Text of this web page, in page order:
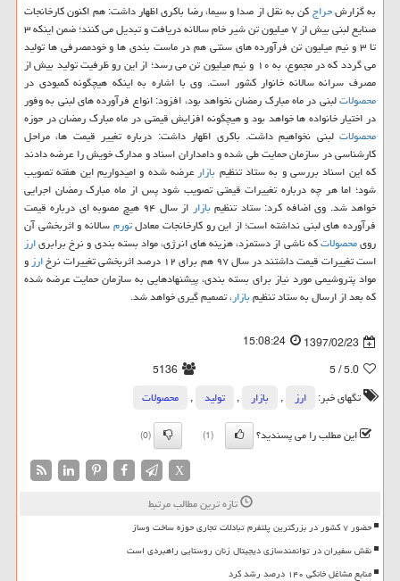
به گزارشحراجكن به نقل از صدا و سیما، رضا باكری اظهار داشت: هم اكنون كارخانجات
صنایع لبنی بیش از ۷ میلیون تن شیر خام سالانه دریافت و تبدیل می كنند؛ ضمن اینكه ۳
تا ۳ و نیم میلیون تن فرآورده های سنتی هم در ماست بندی ها و خودمصرفی ها تولید
می گردد كه در مجموع، به ۱۰ و نیم میلیون تن می رسد؛ از این رو ظرفیت تولید بیش از
مصرف سرانه سالانه خانوار كشور است. وی با اشاره به اینكه هیچگونه كمبودی در
محصولاتلبنی در ماه مبارك رمضان نخواهد بود، افزود: انواع فرآورده های لبنی به وفور
در اختیار خانواده ها خواهد بود و هیچگونه افزایش قیمتی در ماه مبارك رمضان در حوزه
محصولات لبنی نخواهیم داشت. باكری اظهار داشت: درباره تغییر قیمت ها، مراحل
كارشناسی در سازمان حمایت طی شده و دامداران اسناد و مدارك خویش را عرضه دادند
كه این اسناد بررسی و به ستاد تنظیم بازارعرضه شده و امیدواریم این هفته تصویب
شود؛ اما هر چه درباره تغییرات قیمتی تصویب شود پس از ماه مبارك رمضان اجرایی
خواهد شد. وی اضافه كرد: ستاد تنظیمبازار
از سال ۹۴ هیچ مصوبه ای درباره قیمت
فرآورده های لبنی نداشته است؛ از این رو كارخانجات معادلتورمسالانه و اثربخشی آن
رویمحصولاتكه ناشی از دستمزد، هزینه های انرژی، مواد بسته بندی و نرخ برابریارز
است تغییرات قیمت داشتند در سال ۹۷ هم برای ۱۲ درصد اثربخشی تغییرات نرخ
ارزو
مواد پتروشیمی مورد نیاز برای بسته بندی، پیشنهادهایی به سازمان حمایت عرضه شده
كه بعد از ارسال به ستاد تنظیمبازار، تصمیم گیری خواهد شد.
1397/02/23
15:08:24
5.0
/ 5
5136
تگهای خبر:
ارز , بازار , تولید ,
محصولات
این مطلب را می پسندید؟
(1)
(0)
X
تازه ترین مطالب مرتبط
حضور ۷ کشور در بزرگترین پلتفرم تبادلات تجاری حوزه ساخت وساز
نقش سفیران در توانمندسازی دیجیتال زنان روستایی راهبردی است
منابع مشاغل خانگی ۱۴۰ درصد رشد کرد